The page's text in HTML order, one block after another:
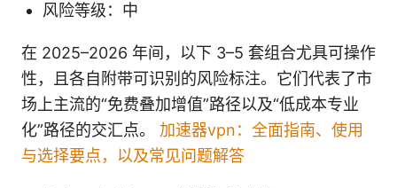
风险等级：中
在 2025–2026 年间，以下 3–5 套组合尤具可操作
性，且各自附带可识别的风险标注。它们代表了市
场上主流的“免费叠加增值”路径以及“低成本专业
化”路径的交汇点。 加速器vpn：全面指南、使用
与选择要点，以及常见问题解答